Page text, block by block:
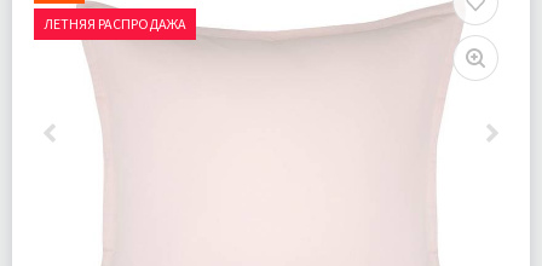
ЛЕТНЯЯ РАСПРОДАЖА